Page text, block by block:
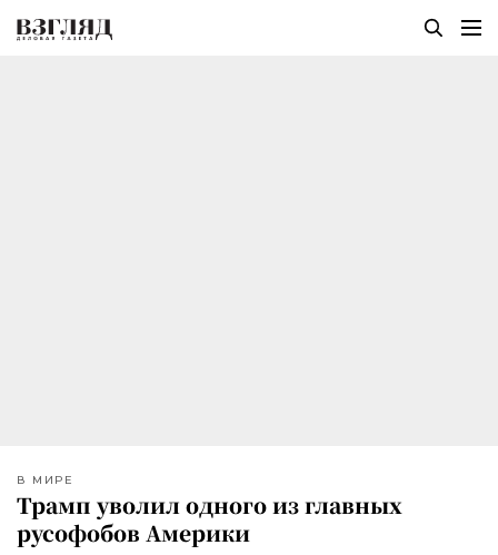
В МИРЕ
Трамп уволил одного из главных
русофобов Америки